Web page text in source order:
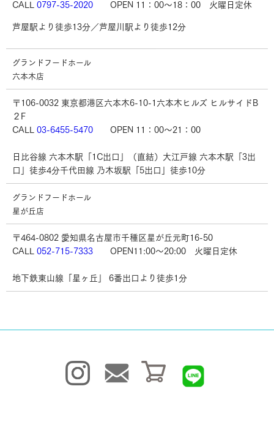
CALL 0797-35-2020 OPEN 11：00～18：00 火曜日定休
芦屋駅より徒歩13分／芦屋川駅より徒歩12分
グランドフードホール
六本木店
〒106-0032 東京都港区六本木6-10-1六本木ヒルズ ヒルサイドB
２F
CALL 03-6455-5470 OPEN 11：00〜21：00
日比谷線 六本木駅「1C出口」（直結）大江戸線 六本木駅「3出
口」徒歩4分千代田線 乃木坂駅「5出口」徒歩10分
グランドフードホール
星が丘店
〒464-0802 愛知県名古屋市千種区星が丘元町16-50
CALL 052-715-7333 OPEN11:00～20:00 火曜日定休
地下鉄東山線「星ヶ丘」 6番出口より徒歩1分